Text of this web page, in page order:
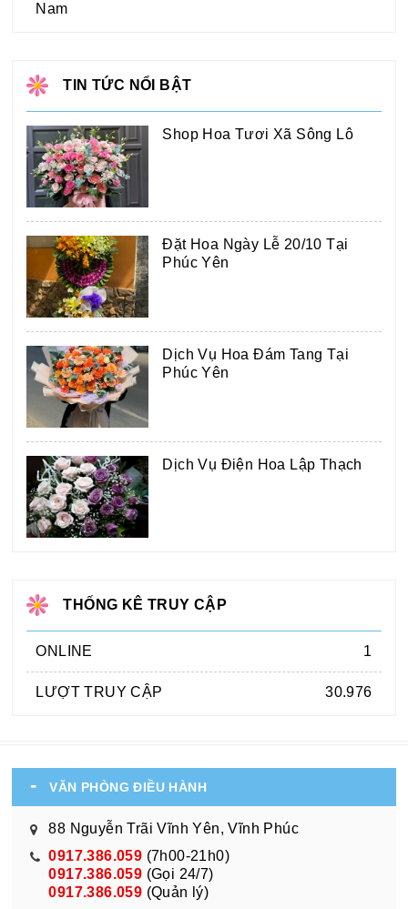
Nam
TIN TỨC NỔI BẬT
Shop Hoa Tươi Xã Sông Lô
Đặt Hoa Ngày Lễ 20/10 Tại
Phúc Yên
Dịch Vụ Hoa Đám Tang Tại
Phúc Yên
Dịch Vụ Điện Hoa Lập Thạch
THỐNG KÊ TRUY CẬP
ONLINE 1
LƯỢT TRUY CẬP 30.976
VĂN PHÒNG ĐIỀU HÀNH
88 Nguyễn Trãi Vĩnh Yên, Vĩnh Phúc
0917.386.059 (7h00-21h0)
0917.386.059 (Gọi 24/7)
0917.386.059 (Quản lý)